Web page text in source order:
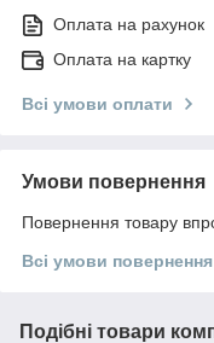
Оплата на рахунок
Оплата на картку
Всі умови оплати
Умови повернення
Повернення товару
Всі умови повернення
Подібні товари